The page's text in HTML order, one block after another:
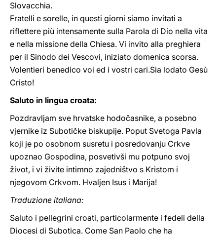
Slovacchia.
Fratelli e sorelle, in questi giorni siamo invitati a
riflettere più intensamente sulla Parola di Dio nella vita
e nella missione della Chiesa. Vi invito alla preghiera
per il Sinodo dei Vescovi, iniziato domenica scorsa.
Volentieri benedico voi ed i vostri cari.Sia lodato Gesù
Cristo!
Saluto in lingua croata:
Pozdravljam sve hrvatske hodočasnike, a posebno
vjernike iz Subotičke biskupije. Poput Svetoga Pavla
koji je po osobnom susretu i posredovanju Crkve
upoznao Gospodina, posvetivši mu potpuno svoj
život, i vi živite intimno zajedništvo s Kristom i
njegovom Crkvom. Hvaljen Isus i Marija!
Traduzione italiana:
Saluto i pellegrini croati, particolarmente i fedeli della
Diocesi di Subotica. Come San Paolo che ha